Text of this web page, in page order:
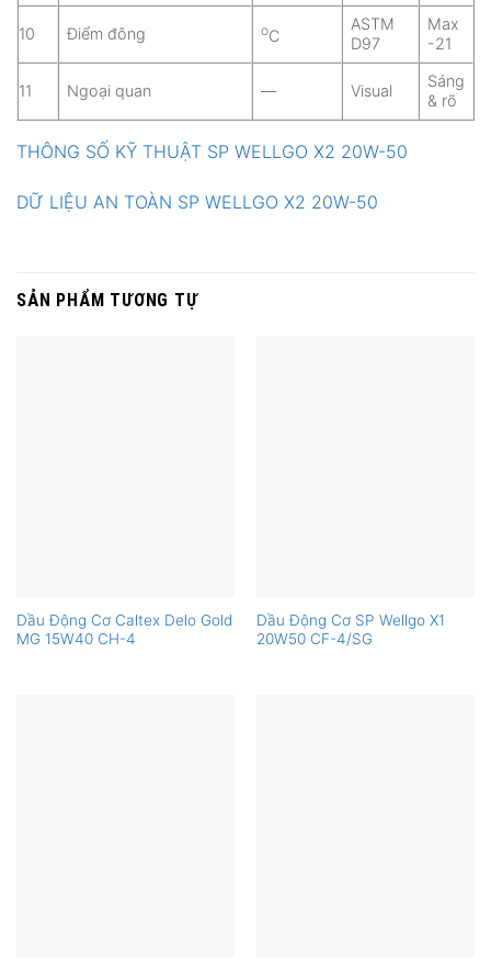
10 Điểm đông oC
ASTM
D97
Max
-21
11 Ngoại quan — Visual
Sáng
& rõ
THÔNG SỐ KỸ THUẬT SP WELLGO X2 20W-50
DỮ LIỆU AN TOÀN SP WELLGO X2 20W-50
SẢN PHẨM TƯƠNG TỰ
Dầu Động Cơ Caltex Delo Gold
MG 15W40 CH-4
Dầu Động Cơ SP Wellgo X1
20W50 CF-4/SG